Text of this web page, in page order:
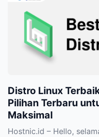
Distro Linux
Pilihan Terbaru
Maksimal
Hostnic.id – Hello,